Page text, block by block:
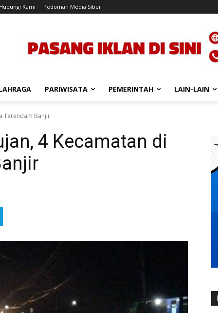
Kami Pedoman Media Siber
PARIWISATA PEMERINTAH LAIN-LAIN
Terendam Banjir
4 Kecamatan di